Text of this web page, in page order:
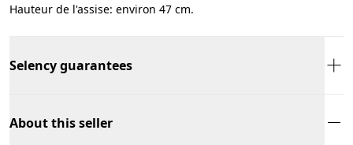
Hauteur de l'assise: environ 47 cm.
Selency guarantees
About this seller